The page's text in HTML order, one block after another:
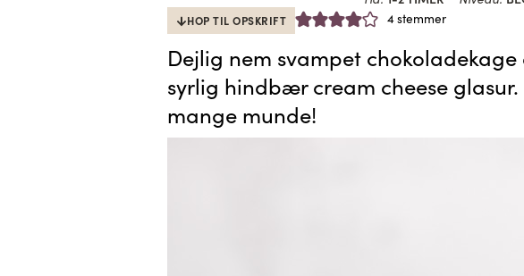
HOP TIL OPSKRIFT 4stemmer
Dejlig nem svampet
syrlig hindbær cream cheese
mange munde!